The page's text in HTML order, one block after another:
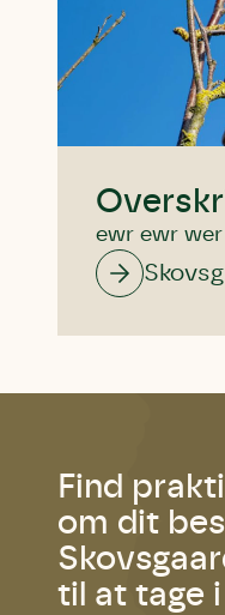
ewr ewr
Find
om dit
til at tage
Andet
Humlebier
blomster